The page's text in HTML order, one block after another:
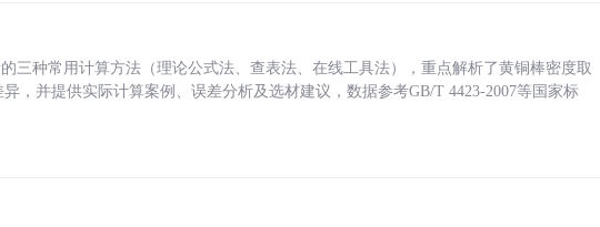
三种常用计算方法（理论公式法、查表法、在线工具法），重点解析了黄铜棒密度取
异，并提供实际计算案例、误差分析及选材建议，数据参考GB/T 4423-2007等国家标